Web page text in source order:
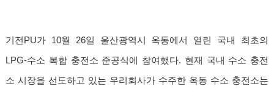
기전PU가 10월 26일 울산광역시 옥동에서 열린 국내 최초의
LPG-수소 복합 충전소 준공식에 참여했다. 현재 국내 수소 충전
소 시장을 선도하고 있는 우리회사가 수주한 옥동 수소 충전소는